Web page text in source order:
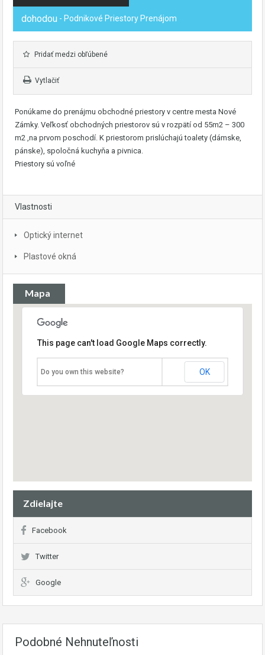
dohodou - Podnikové Priestory Prenájom
Pridať medzi obľúbené
Vytlačiť
Ponúkame do prenájmu obchodné priestory v centre mesta Nové
Zámky. Veľkosť obchodných priestorov sú v rozpätí od 55m2 – 300
m2 ,na prvom poschodí. K priestorom prislúchajú toalety (dámske,
pánske), spoločná kuchyňa a pivnica.
Priestory sú voľné
Vlastnosti
Optický internet
Plastové okná
Mapa
This page can't load Google Maps correctly.
Do you own this website? OK
Zdielajte
Facebook
Twitter
Google
Podobné Nehnuteľnosti